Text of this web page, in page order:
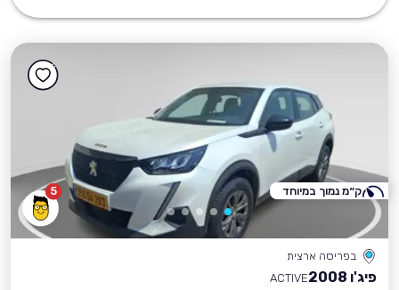
5
בפריסה ארצית
פיג'ו 2008
ACTIVE
ק״מ נמוך במיוחד